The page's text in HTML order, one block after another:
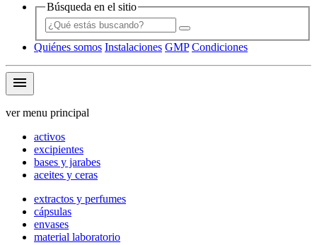
Búsqueda en el sitio
Quiénes somos Instalaciones GMP Condiciones
menu
ver menu principal
activos
excipientes
bases y jarabes
aceites y ceras
extractos y perfumes
cápsulas
envases
material laboratorio